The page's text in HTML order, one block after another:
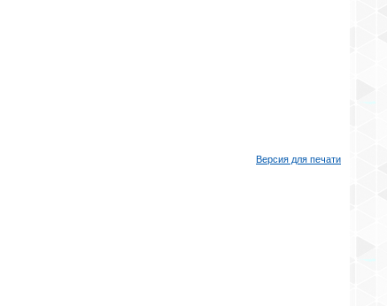
Версия для печати